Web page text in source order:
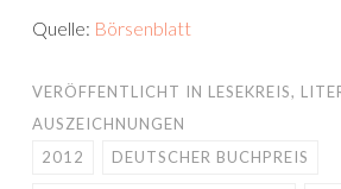
Quelle: Börsenblatt
VERÖFFENTLICHT IN LESEKREIS,
AUSZEICHNUNGEN
2012
DEUTSCHER BUCHPREIS